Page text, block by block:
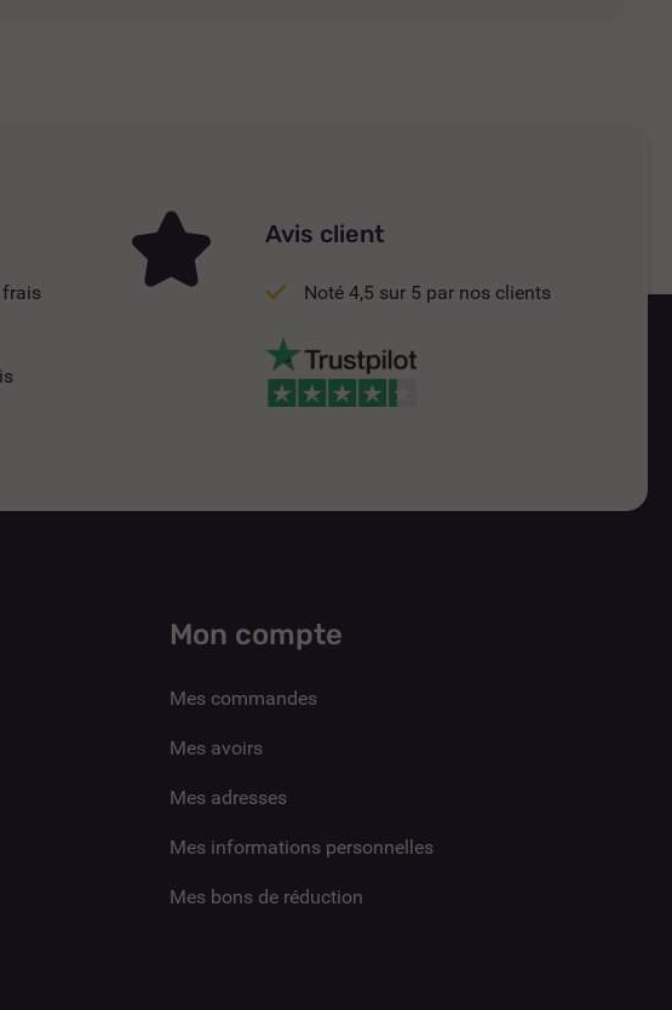
Avis client
Noté 4,5 sur 5 par nos clients
Mon compte
Mes commandes
Mes avoirs
Mes adresses
Mes informations personnelles
Mes bons de réduction